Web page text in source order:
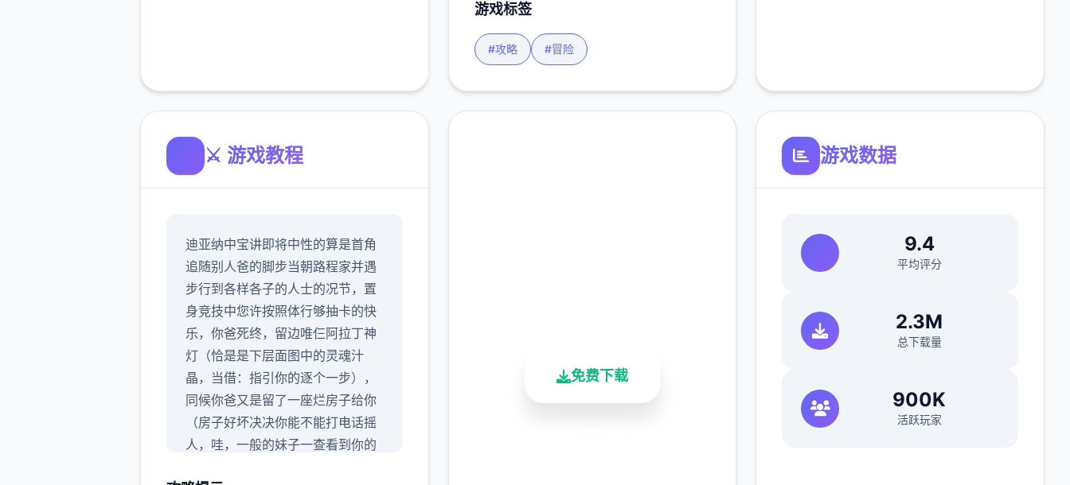
游戏标签
#攻略 #冒险
⚔️ 游戏教程
迪亚纳中宝讲即将中性的算是首角
追随别人爸的脚步当朝路程家并遇
步行到各样各子的人士的况节，置
身竞技中您许按照体行够抽卡的快
乐，你爸死终，留边唯仨阿拉丁神
灯（恰是是下层面图中的灵魂汁
晶，当借：指引你的逐个一步），
同候你爸又是留了一座烂房子给你
（房子好坏决决你能不能打电话摇
人，哇，一般的妹子一查看到你的
免费下载
游戏数据
9.4
平均评分
2.3M
总下载量
900K
活跃玩家